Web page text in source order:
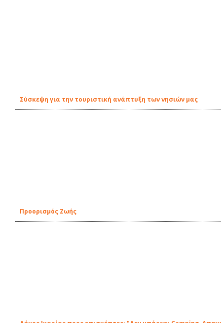
Σύσκεψη για την τουριστική ανάπτυξη των νησιών μας
Προορισμός Ζωής